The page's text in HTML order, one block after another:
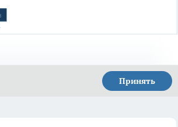
Принять